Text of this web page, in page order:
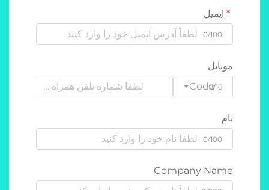
ایمیل
0/100
موبایل
Code0/16
نام
0/100
Company Name